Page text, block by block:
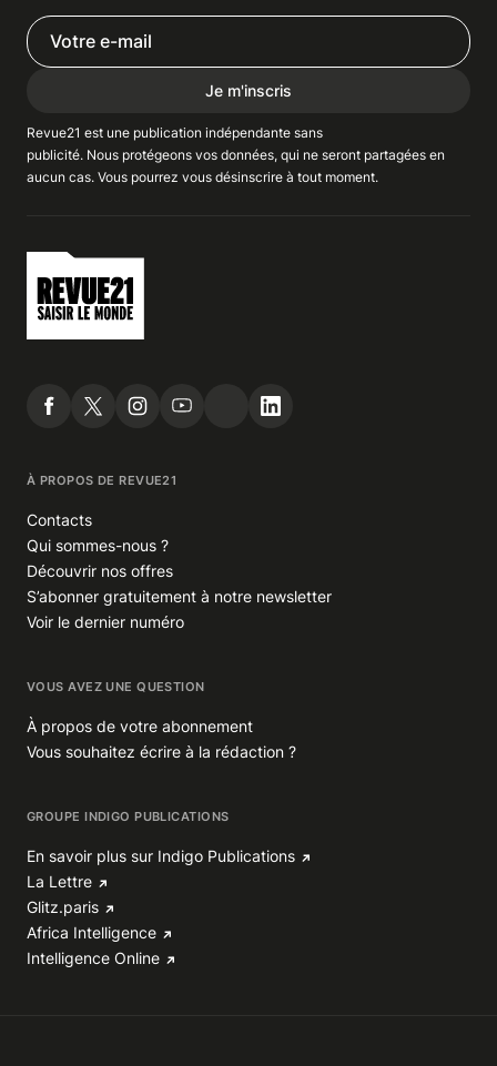
Je m'inscris
Revue21 est une publication indépendante sans
publicité. Nous protégeons vos données, qui ne seront partagées en
aucun cas. Vous pourrez vous désinscrire à tout moment.
À PROPOS DE REVUE21
Contacts
Qui sommes-nous ?
Découvrir nos offres
S’abonner gratuitement à notre newsletter
Voir le dernier numéro
VOUS AVEZ UNE QUESTION
À propos de votre abonnement
Vous souhaitez écrire à la rédaction ?
GROUPE INDIGO PUBLICATIONS
En savoir plus sur Indigo Publications
La Lettre
Glitz.paris
Africa Intelligence
Intelligence Online